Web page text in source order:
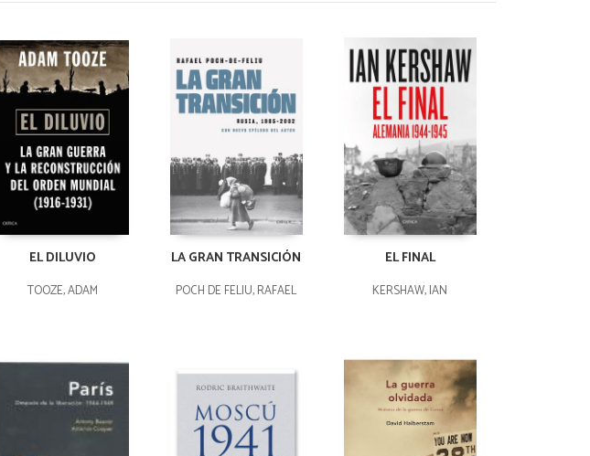
EL DILUVIO
TOOZE, ADAM
LA GRAN TRANSICIÓN
POCH DE FELIU, RAFAEL
EL FINAL
KERSHAW, IAN